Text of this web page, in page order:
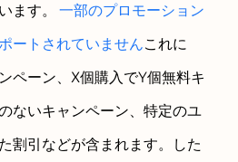
ます。一部のプロモーション
ートされていませんこれに
ペーン、X個購入でY個無料キ
ないキャンペーン、特定のユ
割引などが含まれます。した